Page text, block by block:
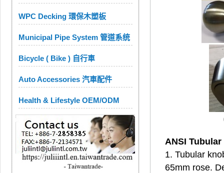
WPC Decking 環保木塑板
Municipal Pipe System 管道系统
Bicycle ( Bike ) 自行車
Auto Accessories 汽車配件
Health & Lifestyle OEM/ODM
ANSI Tubular
1. Tubular
65mm rose.